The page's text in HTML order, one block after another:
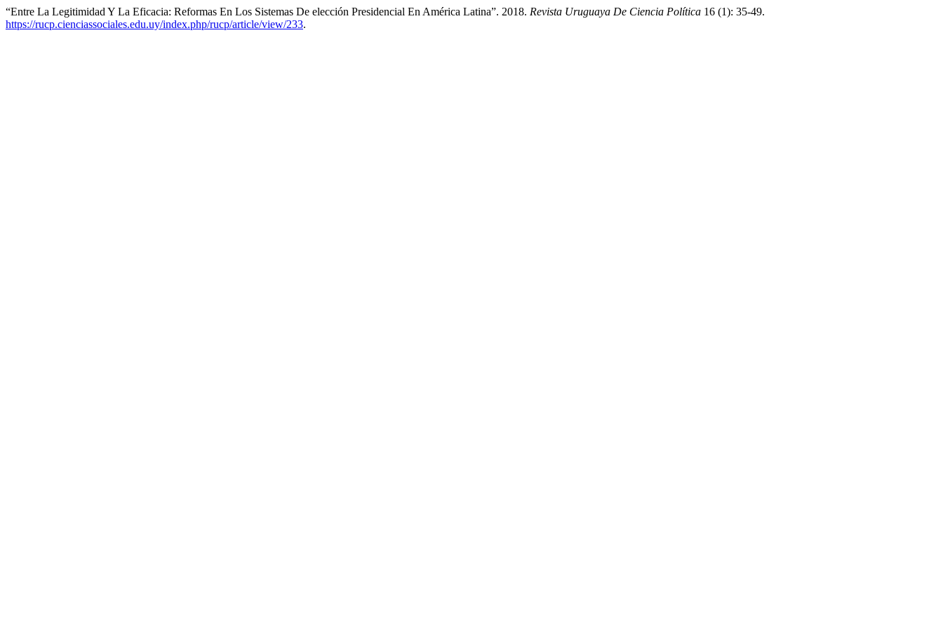
“Entre La Legitimidad Y La Eficacia: Reformas En Los Sistemas De elección Presidencial En América Latina”. 2018. Revista Uruguaya De Ciencia Política 16 (1): 35-49.
https://rucp.cienciassociales.edu.uy/index.php/rucp/article/view/233.